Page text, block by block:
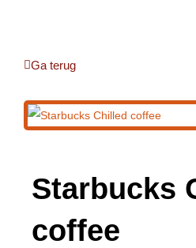
Ga terug
Starbucks
coffee